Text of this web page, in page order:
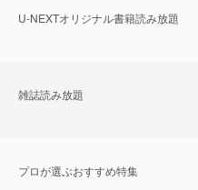
U-NEXTオリジナル書籍読み放題
雑誌読み放題
プロが選ぶおすすめ特集